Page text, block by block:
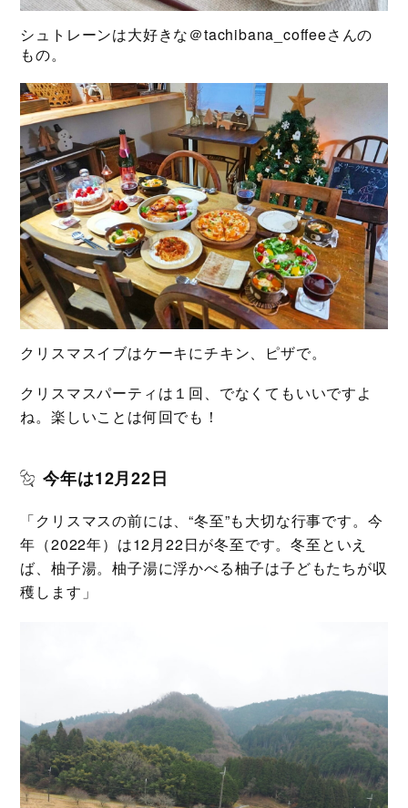
シュトレーンは大好きな＠tachibana_coffeeさんの
もの。
クリスマスイブはケーキにチキン、ピザで。
クリスマスパーティは１回、でなくてもいいですよ
ね。楽しいことは何回でも！
今年は12月22日
「クリスマスの前には、“冬至”も大切な行事です。今
年（2022年）は12月22日が冬至です。冬至といえ
ば、柚子湯。柚子湯に浮かべる柚子は子どもたちが収
穫します」